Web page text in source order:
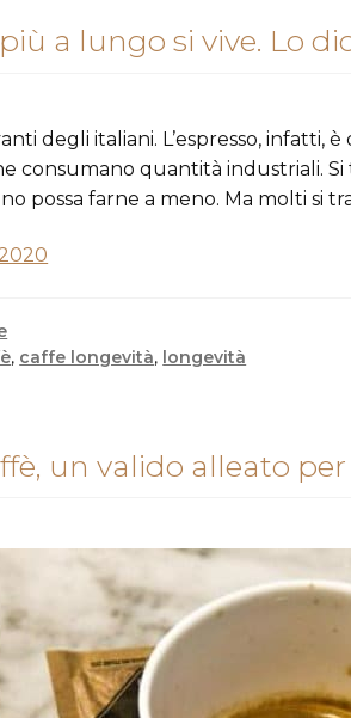
a lungo si vive. Lo
degli italiani. L’espresso, infatti,
consumano quantità industriali.
possa farne a meno. Ma molti
, caffe longevità, longevità
un valido alleato